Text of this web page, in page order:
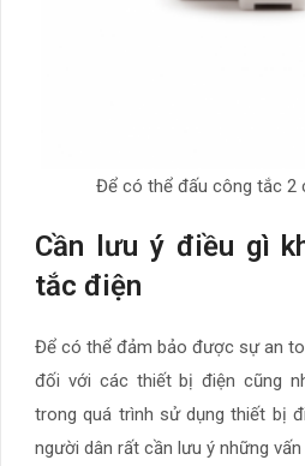
Để có thể đấu công tắc 2
Cần lưu ý điều gì
tắc điện
Để có thể đảm bảo được sự an
đối với các thiết bị điện cũng
trong quá trình sử dụng thiết bị
người dân rất cần lưu ý những vấn